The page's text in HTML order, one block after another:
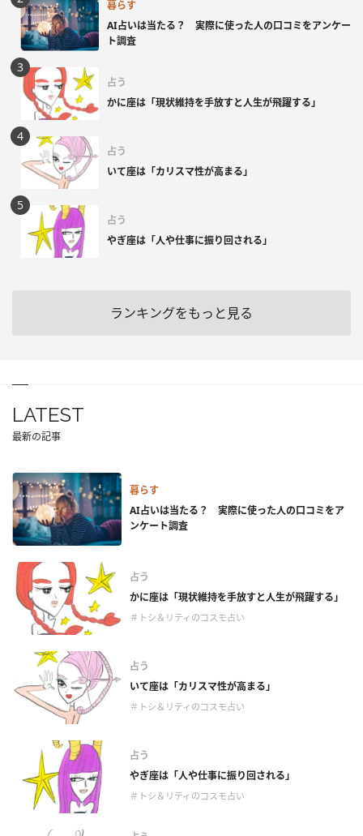
暮らす
AI占いは当たる？ 実際に使った人の口コミをアンケー
ト調査
占う
かに座は「現状維持を手放すと人生が飛躍する」
占う
いて座は「カリスマ性が高まる」
占う
やぎ座は「人や仕事に振り回される」
ランキングをもっと見る
LATEST
最新の記事
暮らす
AI占いは当たる？ 実際に使った人の口コミをア
ンケート調査
占う
かに座は「現状維持を手放すと人生が飛躍する」
＃トシ＆リティのコスモ占い
占う
いて座は「カリスマ性が高まる」
＃トシ＆リティのコスモ占い
占う
やぎ座は「人や仕事に振り回される」
＃トシ＆リティのコスモ占い